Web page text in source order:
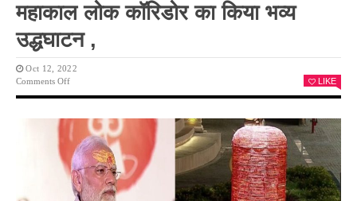
महाकाल लोक कॉरिडोर का किया भव्य
उद्धघाटन ,
Oct 12, 2022
Comments OffOn
भक्ति
में
रंगे
पीएम
मोदी
ने
LIKE